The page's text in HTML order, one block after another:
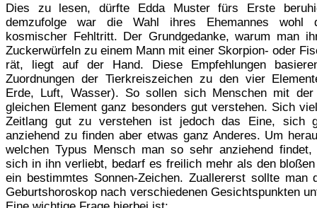
Dies zu lesen, dürfte Edda Muster fürs Erste
demzufolge war die Wahl ihres Ehemannes wohl
kosmischer Fehltritt. Der Grundgedanke, warum man
Zuckerwürfeln zu einem Mann mit einer Skorpion- oder
rät, liegt auf der Hand. Diese Empfehlungen
Zuordnungen der Tierkreiszeichen zu den vier
Erde, Luft, Wasser). So sollen sich Menschen mit
gleichen Element ganz besonders gut verstehen. Sich
Zeitlang gut zu verstehen ist jedoch das Eine, sich
anziehend zu finden aber etwas ganz Anderes. Um
welchen Typus Mensch man so sehr anziehend
sich in ihn verliebt, bedarf es freilich mehr als den
ein bestimmtes Sonnen-Zeichen. Zuallererst sollte man
Geburtshoroskop nach verschiedenen Gesichtspunkten